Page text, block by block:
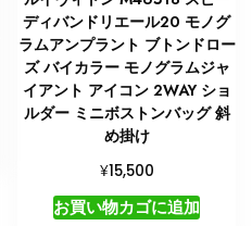
ディバンドリエール20 モノグ
ラムアンプラント ブトンドロー
ズ バイカラー モノグラムジャ
イアント アイコン 2WAY ショ
ルダー ミニボストンバッグ 斜
め掛け
¥15,500
お買い物カゴに追加